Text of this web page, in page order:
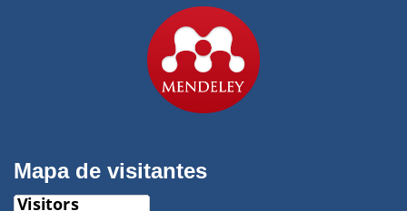
Mapa de visitantes